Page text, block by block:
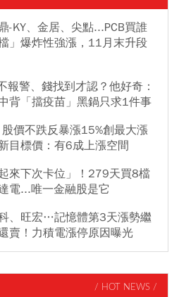
-KY、金居、尖點...PCB買誰
」爆炸性強漲，11月末升段
警、錢找到才認？他好奇：
背「擋疫苗」黑鍋只求1件事
價不跌反暴漲15%創最大漲
目標價：有6成上漲空間
來下次卡位」！279天買8檔
電...唯一金融股是它
、旺宏…記憶體第3天漲勢繼
賣！力積電漲停原因曝光
/ HOT NEWS /